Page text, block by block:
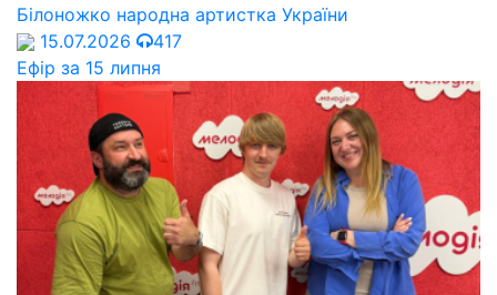
Білоножко народна артистка України
15.07.2026
417
Ефір за 15 липня